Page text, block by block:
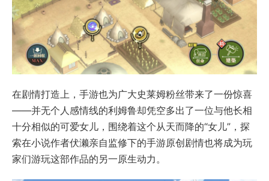
在剧情打造上，手游也为广大史莱姆粉丝带来了一份惊喜
——并无个人感情线的利姆鲁却凭空多出了一位与他长相
十分相似的可爱女儿，围绕着这个从天而降的“女儿”，探
索在小说作者伏濑亲自监修下的手游原创剧情也将成为玩
家们游玩这部作品的另一原生动力。